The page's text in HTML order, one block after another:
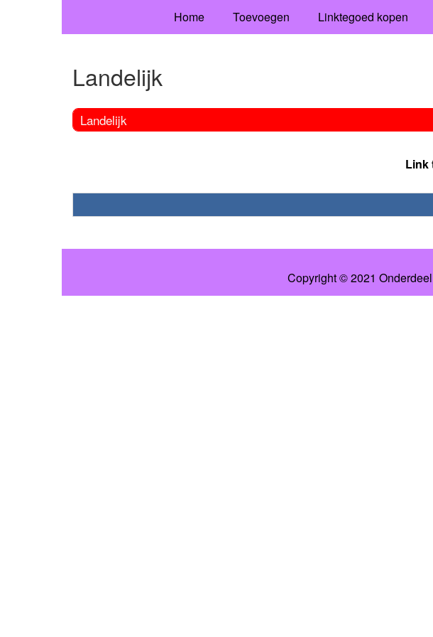
Home Toevoegen Linktegoed kopen
Landelijk
Landelijk
Link
Copyright © 2021